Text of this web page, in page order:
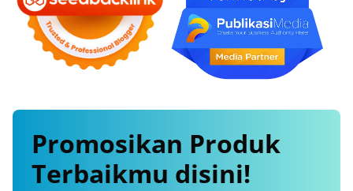
Promosikan Produk
Terbaikmu disini!